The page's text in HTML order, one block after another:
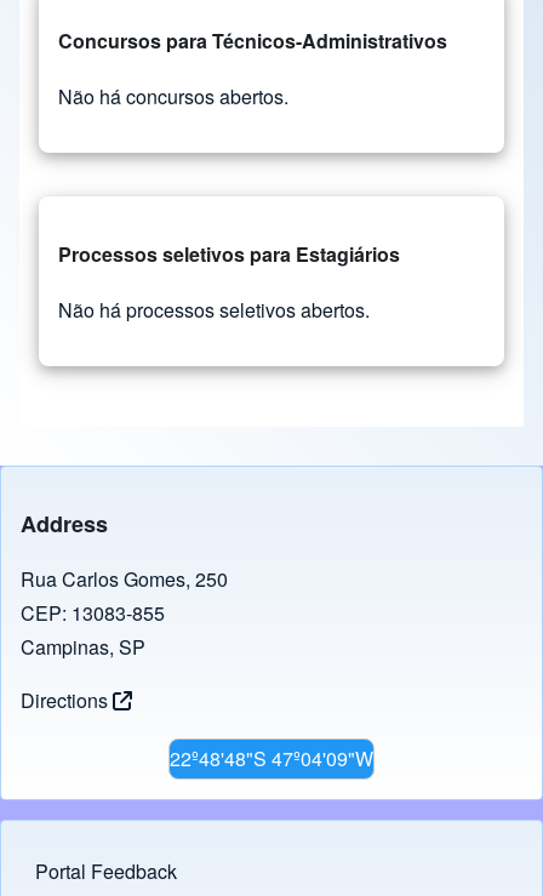
Concursos para Técnicos-Administrativos
Não há concursos abertos.
Processos seletivos para Estagiários
Não há processos seletivos abertos.
Address
Rua Carlos Gomes, 250
CEP: 13083-855
Campinas, SP
Directions
22º48'48"S 47º04'09"W
Footer menu
Portal Feedback